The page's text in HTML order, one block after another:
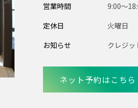
営業時間
9:00〜
定休日
火曜日
お知らせ
クレジッ
ネット予約はこちら